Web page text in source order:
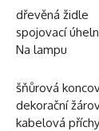
dřevěná židle
spojovací
Na lampu
šňůrová
dekorační
kabelová